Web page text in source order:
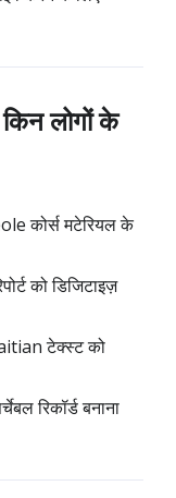
लोगों के
कोर्स मटेरियल के
को डिजिटाइज़
टेक्स्ट को
रिकॉर्ड बनाना